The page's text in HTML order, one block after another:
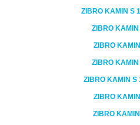
ZIBRO KAMIN S
ZIBRO KAMIN
ZIBRO
ZIBRO KAMIN
ZIBRO KAMIN S
ZIBRO
ZIBRO